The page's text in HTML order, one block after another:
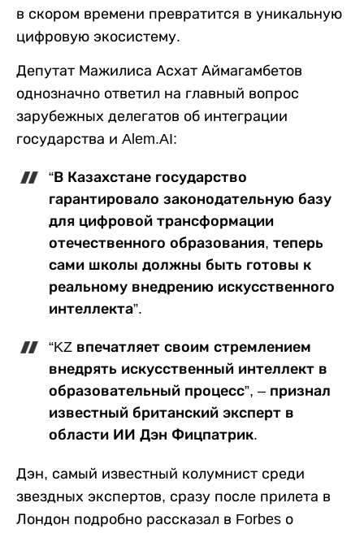
в скором времени превратится в уникальную
цифровую экосистему.
Депутат Мажилиса Асхат Аймагамбетов
однозначно ответил на главный вопрос
зарубежных делегатов об интеграции
государства и Alem.AI:
“В Казахстане государство
гарантировало законодательную базу
для цифровой трансформации
отечественного образования, теперь
сами школы должны быть готовы к
реальному внедрению искусственного
интеллекта”.
“KZ впечатляет своим стремлением
внедрять искусственный интеллект в
образовательный процесс”, – признал
известный британский эксперт в
области ИИ Дэн Фицпатрик.
Дэн, самый известный колумнист среди
звездных экспертов, сразу после прилета в
Лондон подробно рассказал в Forbes о